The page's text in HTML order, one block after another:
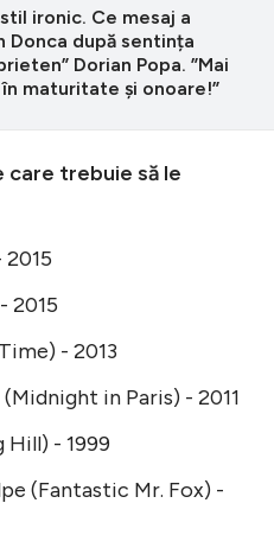
ironic. Ce mesaj a
Donca după sentința
Dorian Popa. ”Mai
maturitate și onoare!”
trebuie să le
2015
- 2013
in Paris) - 2011
- 1999
(Fantastic Mr. Fox) -